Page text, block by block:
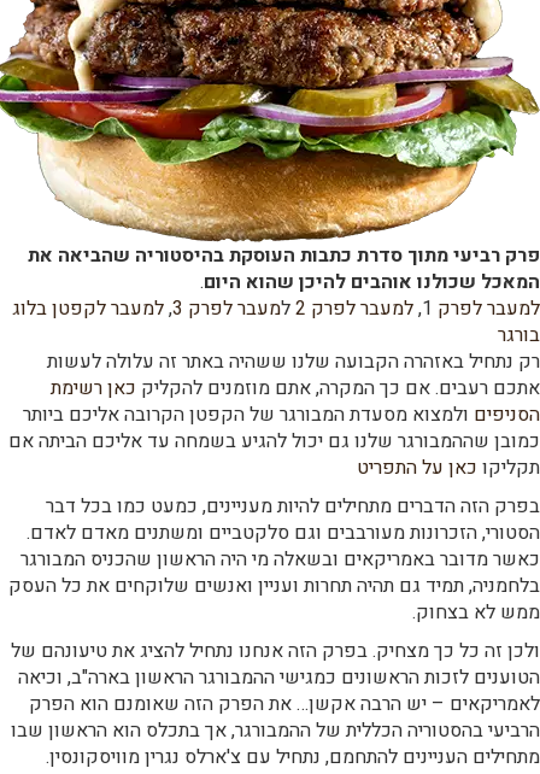
פרק רביעי מתוך סדרת כתבות העוסקת בהיסטוריה שהביאה את
המאכל שכולנו אוהבים להיכן שהוא היום.
למעבר לפרק 1, למעבר לפרק 2 למעבר לפרק 3 ,למעבר לקפטן בלוג
בורגר
רק נתחיל באזהרה הקבועה שלנו ששהיה באתר זה עלולה לעשות
אתכם רעבים. אם כך המקרה, אתם מוזמנים להקליק כאן רשימת
הסניפים ולמצוא מסעדת המבורגר של הקפטן הקרובה אליכם ביותר
כמובן שההמבורגר שלנו גם יכול להגיע בשמחה עד אליכם הביתה אם
תקליקו כאן על התפריט
בפרק הזה הדברים מתחילים להיות מעניינים, כמעט כמו בכל דבר
הסטורי, הזכרונות מעורבבים וגם סלקטביים ומשתנים מאדם לאדם.
כאשר מדובר באמריקאים ובשאלה מי היה הראשון שהכניס המבורגר
בלחמניה, תמיד גם תהיה תחרות ועניין ואנשים שלוקחים את כל העסק
ממש לא בצחוק.
ולכן זה כל כך מצחיק. בפרק הזה אנחנו נתחיל להציג את טיעונהם של
הטוענים לזכות הראשונים כמגישי ההמבורגר הראשון בארה"ב, וכיאה
לאמריקאים – יש הרבה אקשן… את הפרק הזה שאומנם הוא הפרק
הרביעי בהסטוריה הכללית של ההמבורגר, אך בתכלס הוא הראשון שבו
מתחילים העניינים להתחמם, נתחיל עם צ'ארלס נגרין מוויסקונסין.